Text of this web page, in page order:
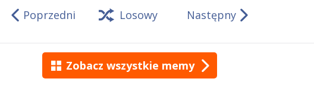
Poprzedni Losowy Następny
Zobacz wszystkie memy